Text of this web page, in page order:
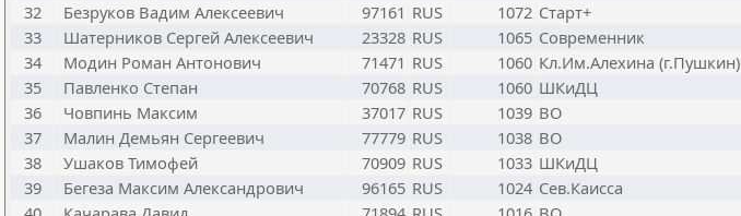
32
Безруков Вадим Алексеевич 97161 RUS 1072 Старт+
33
Шатерников Сергей Алексеевич 23328 RUS 1065 Современник
34
Модин Роман Антонович 71471 RUS 1060 Кл.Им.Алехина (г.Пушкин)
35
Павленко Степан 70768 RUS 1060 ШКиДЦ
36
Човпинь Максим 37017 RUS 1039 ВО
37
Малин Демьян Сергеевич 77779 RUS 1038 ВО
38
Ушаков Тимофей 70909 RUS 1033 ШКиДЦ
39
Бегеза Максим Александрович 96165 RUS 1024 Сев.Каисса